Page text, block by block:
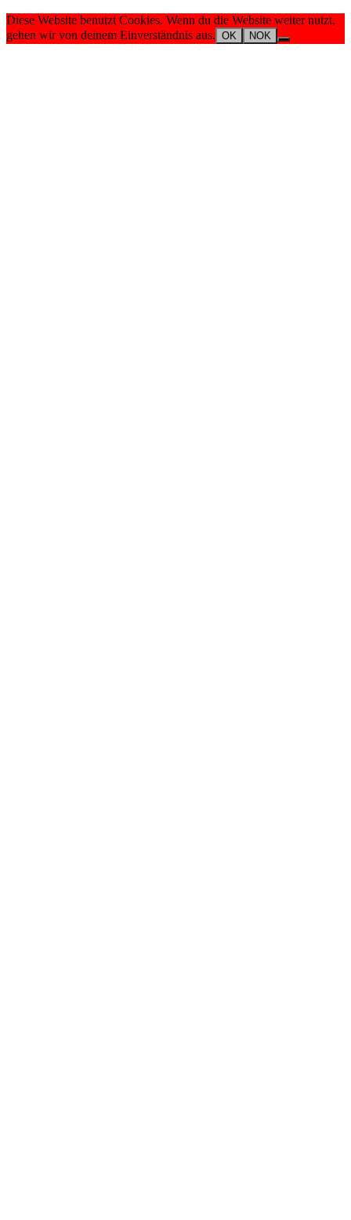
Diese Website benutzt Cookies. Wenn du die Website weiter nutzt,
gehen wir von deinem Einverständnis aus. OK NOK